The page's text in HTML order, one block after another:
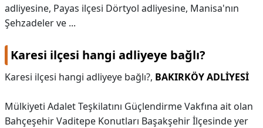
adliyesine, Payas ilçesi Dörtyol adliyesine, Manisa'nın
Şehzadeler ve ...
Karesi ilçesi hangi adliyeye bağlı?
Karesi ilçesi hangi adliyeye bağlı?, BAKIRKÖY ADLİYESİ
Mülkiyeti Adalet Teşkilatını Güçlendirme Vakfına ait olan
Bahçeşehir Vaditepe Konutları Başakşehir İlçesinde yer